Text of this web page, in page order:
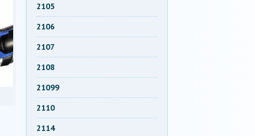
2105
2106
2107
2108
21099
2110
2114